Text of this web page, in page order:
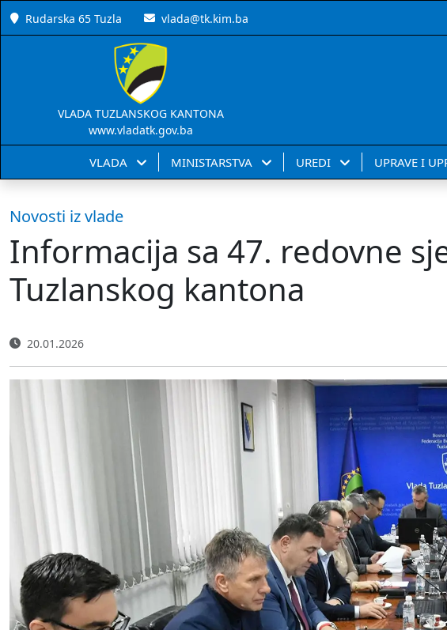
Rudarska 65 Tuzla vlada@tk.kim.ba
VLADA TUZLANSKOG KANTONA
www.vladatk.gov.ba
VLADA MINISTARSTVA UREDI UPRAVE I
Novosti iz vlade
Informacija sa 47. redovne
Tuzlanskog kantona
20.01.2026